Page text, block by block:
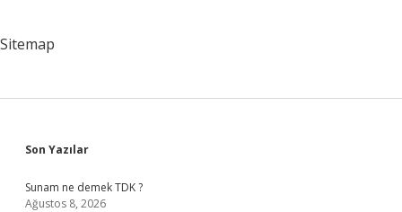
Sitemap
Sidebar
Son Yazılar
Sunam ne demek TDK ?
Ağustos 8, 2026